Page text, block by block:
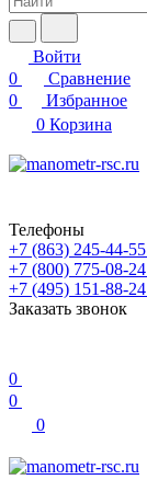
Войти
0
Сравнение
0
Избранное
0 Корзина
Телефоны
+7 (863) 245-44-55
+7 (800) 775-08-24
+7 (495) 151-88-24
Заказать звонок
0
0
0